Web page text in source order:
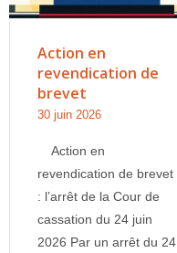
Action en
revendication de
brevet
30 juin 2026
Action en
revendication de brevet
: l’arrêt de la Cour de
cassation du 24 juin
2026 Par un arrêt du 24